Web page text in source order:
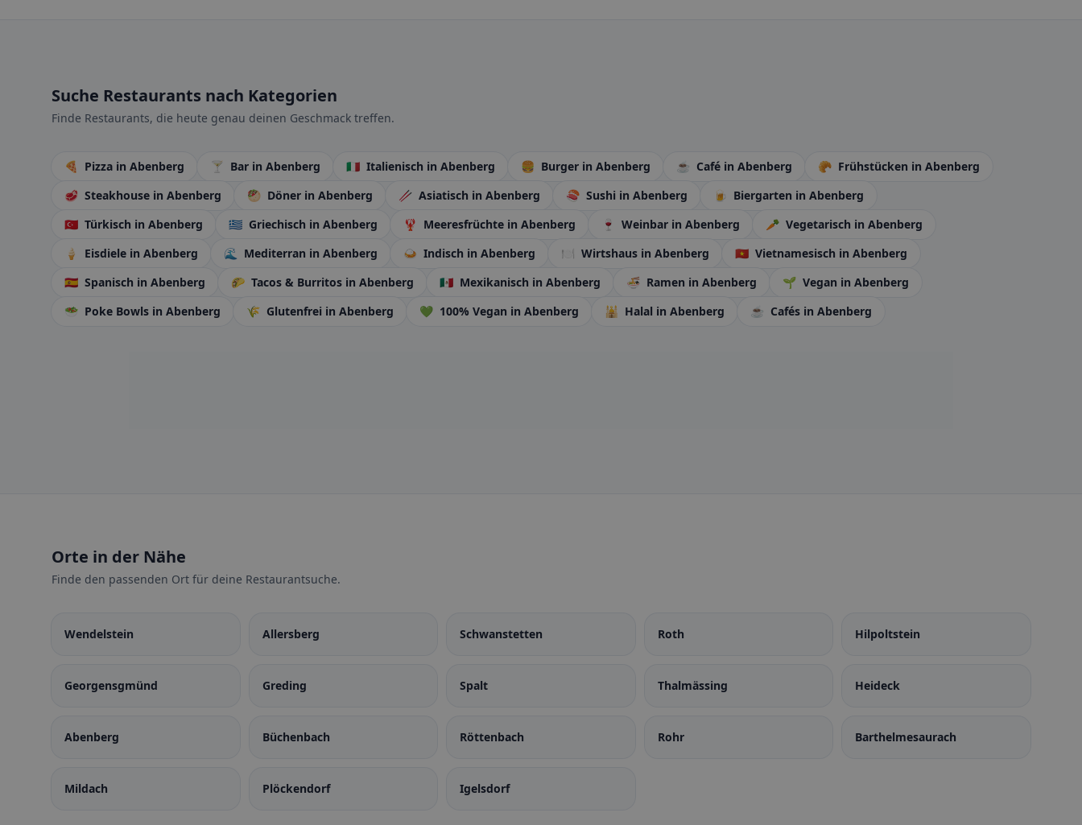
Suche Restaurants nach Kategorien
Finde Restaurants, die heute genau deinen Geschmack treffen.
🍕 Pizza in Abenberg 🍸 Bar in Abenberg 🇮🇹 Italienisch in Abenberg 🍔 Burger in Abenberg ☕ Café in Abenberg 🥐 Frühstücken in Abenberg
🥩 Steakhouse in Abenberg 🥙 Döner in Abenberg 🥢 Asiatisch in Abenberg 🍣 Sushi in Abenberg 🍺 Biergarten in Abenberg
🇹🇷 Türkisch in Abenberg 🇬🇷 Griechisch in Abenberg 🦞 Meeresfrüchte in Abenberg 🍷 Weinbar in Abenberg 🥕 Vegetarisch in Abenberg
🍦
Eisdiele in Abenberg 🌊 Mediterran in Abenberg 🍛 Indisch in Abenberg 🍽️ Wirtshaus in Abenberg 🇻🇳 Vietnamesisch in Abenberg
🇪🇸 Spanisch in Abenberg 🌮 Tacos & Burritos in Abenberg 🇲🇽 Mexikanisch in Abenberg 🍜 Ramen in Abenberg 🌱 Vegan in Abenberg
🥗 Poke Bowls in Abenberg 🌾 Glutenfrei in Abenberg 💚 100% Vegan in Abenberg 🕌 Halal in Abenberg ☕ Cafés in Abenberg
Orte in der Nähe
Finde den passenden Ort für deine Restaurantsuche.
Wendelstein Allersberg Schwanstetten Roth Hilpoltstein
Georgensgmünd Greding Spalt Thalmässing Heideck
Abenberg Büchenbach Röttenbach Rohr Barthelmesaurach
Mildach Plöckendorf Igelsdorf